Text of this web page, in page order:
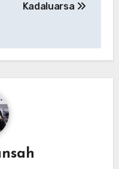
Kadaluarsa